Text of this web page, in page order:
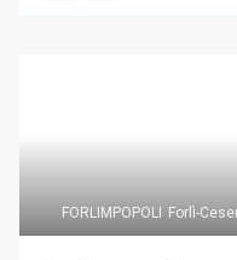
FORLIMPOPOLI Forlì-